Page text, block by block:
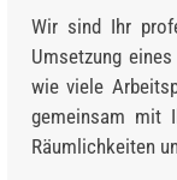
Wir sind Ihr
Umsetzung
wie viele
gemeinsam mit
Räumlichkeiten